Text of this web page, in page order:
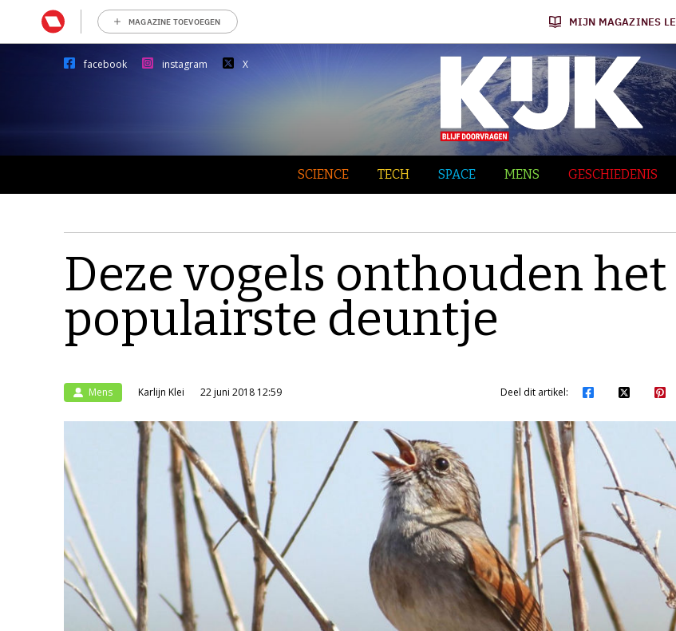
MAGAZINE TOEVOEGEN MIJN MAGAZINES
facebook instagram X
SCIENCE TECH SPACE MENS GESCHIEDENIS
Deze vogels onthouden het
populairste deuntje
Mens Karlijn Klei 22 juni 2018 12:59 Deel dit artikel: